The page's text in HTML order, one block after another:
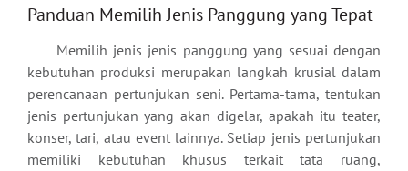
Panduan Memilih Jenis Panggung yang Tepat
Memilih jenis jenis panggung yang sesuai dengan
kebutuhan produksi merupakan langkah krusial dalam
perencanaan pertunjukan seni. Pertama-tama, tentukan
jenis pertunjukan yang akan digelar, apakah itu teater,
konser, tari, atau event lainnya. Setiap jenis pertunjukan
memiliki kebutuhan khusus terkait tata ruang,